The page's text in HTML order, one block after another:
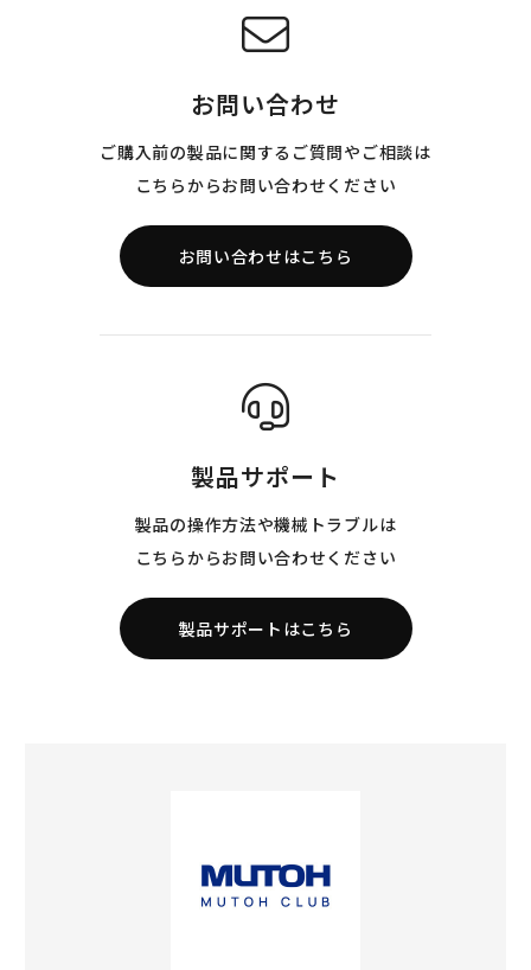
お問い合わせ
ご購入前の製品に関するご質問やご相談は
こちらからお問い合わせください
お問い合わせはこちら
製品サポート
製品の操作方法や機械トラブルは
こちらからお問い合わせください
製品サポートはこちら